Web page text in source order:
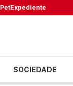
PetExpediente
SOCIEDADE